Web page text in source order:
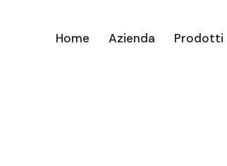
Home Azienda Prodotti